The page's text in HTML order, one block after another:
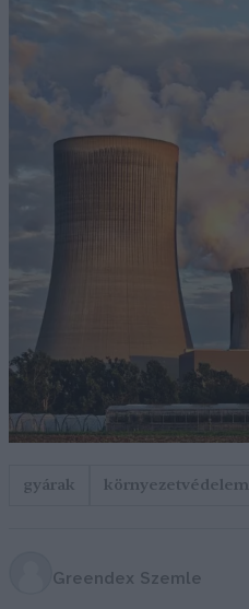
gyárak környezetvédelem
Greendex Szemle